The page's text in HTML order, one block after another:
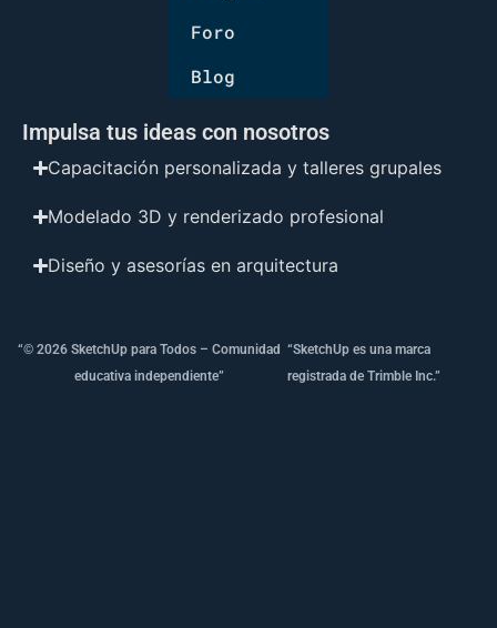
Foro
Blog
Impulsa tus ideas con nosotros
Capacitación personalizada y talleres grupales
Modelado 3D y renderizado profesional
Diseño y asesorías en arquitectura
“© 2026 SketchUp para Todos – Comunidad
educativa independiente”
“SketchUp es una marca
registrada de Trimble Inc.”